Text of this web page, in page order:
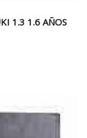
1.3 1.6 AÑOS